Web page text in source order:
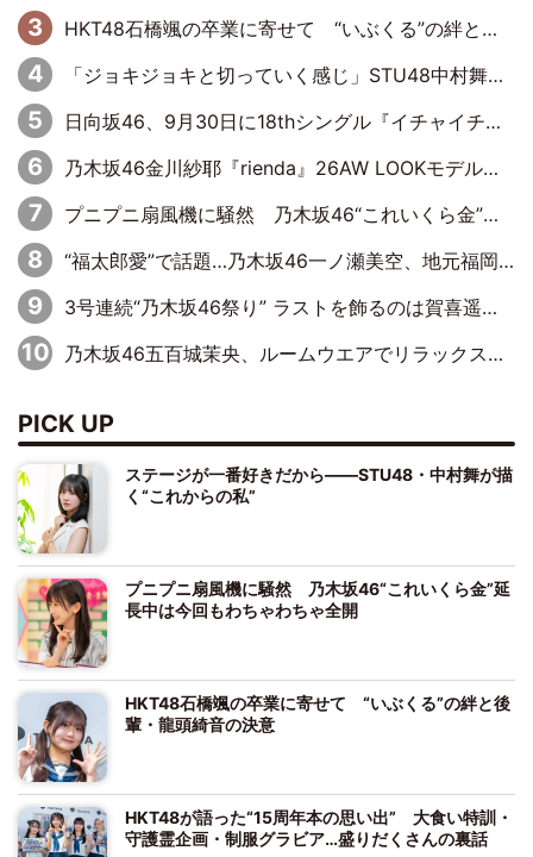
HKT48石橋颯の卒業に寄せて “いぶくる”の絆と後輩・龍頭綺音の決意
「ジョキジョキと切っていく感じ」STU48中村舞、新しい挑戦は自らの手で
日向坂46、9月30日に18thシングル『イチャイチャ虫』の発売決定！ フォーメーションは『日向坂で会いましょう』にて発表
乃木坂46金川紗耶『rienda』26AW LOOKモデルに就任
プニプニ扇風機に騒然 乃木坂46“これいくら金”延長中は今回もわちゃわちゃ全開
“福太郎愛”で話題…乃木坂46一ノ瀬美空、地元福岡『めんべい25周年トップサポーター』に就任
3号連続“乃木坂46祭り” ラストを飾るのは賀喜遥香…5年ぶりの登場に「5年分大人になった私を見ていただけたら」
乃木坂46五百城茉央、ルームウエアでリラックス「今回のグラビアを見て成長を感じていただけるとうれしい」
PICK UP
ステージが一番好きだから――STU48・中村舞が描
く“これからの私”
プニプニ扇風機に騒然 乃木坂46“これいくら金”延
長中は今回もわちゃわちゃ全開
HKT48石橋颯の卒業に寄せて “いぶくる”の絆と後
輩・龍頭綺音の決意
HKT48が語った“15周年本の思い出” 大食い特訓・
守護霊企画・制服グラビア…盛りだくさんの裏話